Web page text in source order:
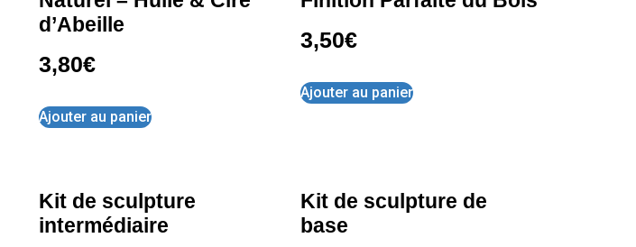
d’Abeille
3,80€
Ajouter au panier
3,50€
Ajouter au panier
Kit de sculpture
intermédiaire
Kit de sculpture de
base